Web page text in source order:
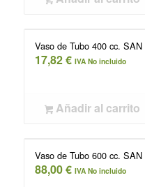
Vaso de Tubo 400 cc.
17,82€ IVA No incluido
Añadir al carrito
Vaso de Tubo 600 cc.
88,00€ IVA No incluido